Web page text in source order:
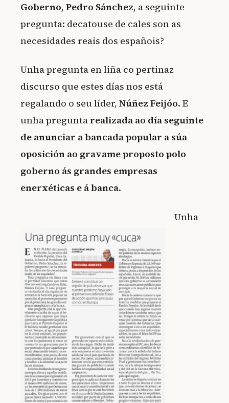
Goberno, Pedro Sánchez, a seguinte
pregunta: decatouse de cales son as
necesidades reais dos españois?
Unha pregunta en liña co pertinaz
discurso que estes días nos está
regalando o seu líder, Núñez Feijóo. E
unha pregunta realizada ao día seguinte
de anunciar a bancada popular a súa
oposición ao gravame proposto polo
goberno ás grandes empresas
enerxéticas e á banca.
Unha